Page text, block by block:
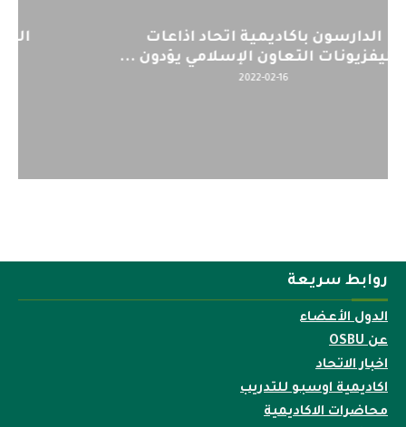
اليوم : المشاركة بالاجتماع التحضيري
لمنظمي قمة اسيا...
روابط سريعة
الدول الأعضاء
عن OSBU
اخبار الاتحاد
اكاديمية اوسبو للتدريب
محاضرات الاكاديمية